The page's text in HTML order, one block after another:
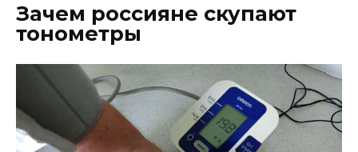
Зачем россияне скупают
тонометры